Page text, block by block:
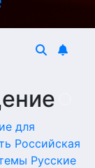
для
Российская
Русские